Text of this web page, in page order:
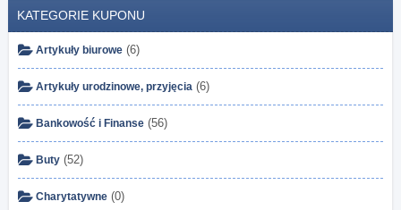
KATEGORIE KUPONU
Artykuły biurowe (6)
Artykuły urodzinowe, przyjęcia (6)
Bankowość i Finanse (56)
Buty (52)
Charytatywne (0)